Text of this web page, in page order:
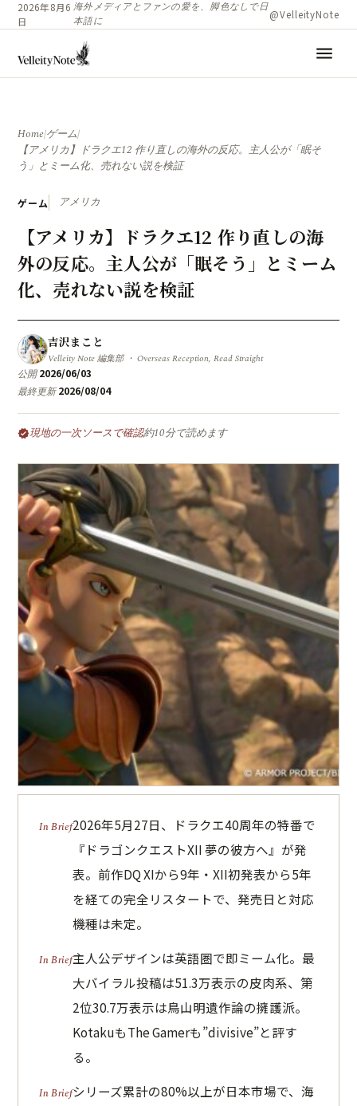
2026年8月6
日
海外メディアとファンの愛を、脚色なしで日
本語に
@VelleityNote
menu
Home/ゲーム/
【アメリカ】ドラクエ12 作り直しの海外の反応。主人公が「眠そ
う」とミーム化、売れない説を検証
ゲーム アメリカ
【アメリカ】ドラクエ12 作り直しの海
外の反応。主人公が「眠そう」とミーム
化、売れない説を検証
吉沢まこと
Velleity Note 編集部 ・ Overseas Reception, Read Straight
公開2026/06/03
最終更新2026/08/04
verified現地の一次ソースで確認約10分で読めます
2026年5月27日、ドラクエ40周年の特番で
『ドラゴンクエストXII 夢の彼方へ』が発
表。前作DQ XIから9年・XII初発表から5年
を経ての完全リスタートで、発売日と対応
機種は未定。
主人公デザインは英語圏で即ミーム化。最
大バイラル投稿は51.3万表示の皮肉系、第
2位30.7万表示は鳥山明遺作論の擁護派。
KotakuもThe Gamerも”divisive”と評す
る。
シリーズ累計の80%以上が日本市場で、海